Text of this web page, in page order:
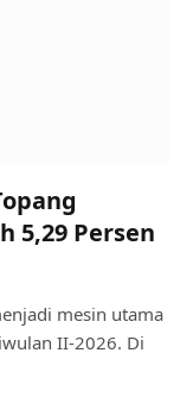
5,29 Persen
mesin utama
II-2026. Di